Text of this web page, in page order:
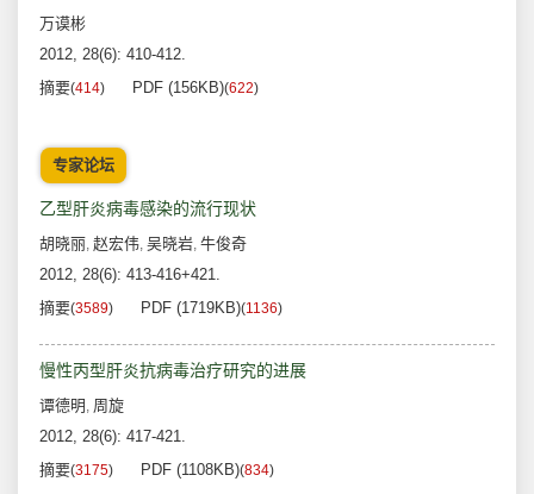
万谟彬
2012, 28(6): 410-412.
摘要(414) PDF (156KB)(622)
专家论坛
乙型肝炎病毒感染的流行现状
胡晓丽, 赵宏伟, 吴晓岩, 牛俊奇
2012, 28(6): 413-416+421.
摘要(3589) PDF (1719KB)(1136)
慢性丙型肝炎抗病毒治疗研究的进展
谭德明 , 周旋
2012, 28(6): 417-421.
摘要(3175) PDF (1108KB)(834)